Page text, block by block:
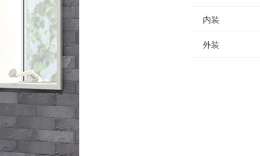
内装
外装